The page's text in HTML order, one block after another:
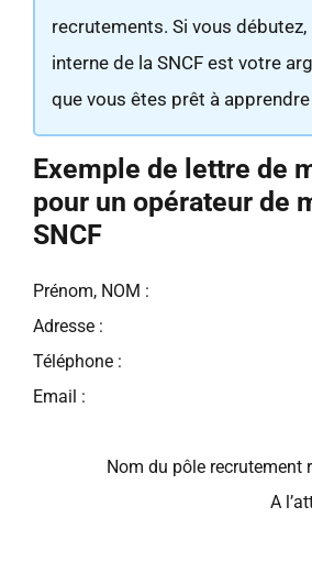
recrutements. Si vous
interne de la SNCF est votre
que vous êtes prêt à
Exemple de lettre de
pour un opérateur de
SNCF
Prénom, NOM :
Adresse :
Téléphone :
Email :
Nom du pôle recrutement
A